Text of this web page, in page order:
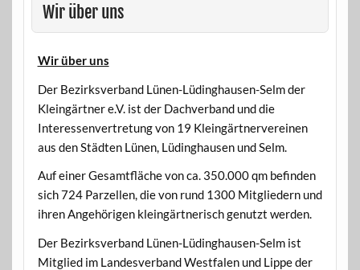
Wir über uns
Wir über uns
Der Bezirksverband Lünen-Lüdinghausen-Selm der
Kleingärtner e.V. ist der Dachverband und die
Interessenvertretung von 19 Kleingärtnervereinen
aus den Städten Lünen, Lüdinghausen und Selm.
Auf einer Gesamtfläche von ca. 350.000 qm befinden
sich 724 Parzellen, die von rund 1300 Mitgliedern und
ihren Angehörigen kleingärtnerisch genutzt werden.
Der Bezirksverband Lünen-Lüdinghausen-Selm ist
Mitglied im Landesverband Westfalen und Lippe der